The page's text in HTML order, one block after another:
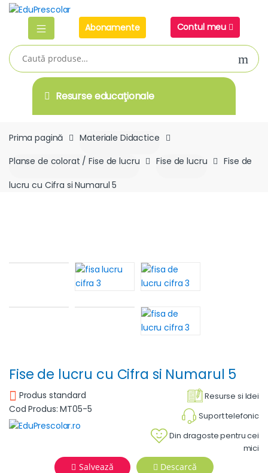
Skip
navigation
Skip
Abonamente
Contul meu
Caută
după:
Resurse educaţionale
Prima pagină
Materiale Didactice
Planse de colorat / Fise de lucru
Fise de lucru
Fise de
lucru cu Cifra si Numarul 5
Fise de lucru cu Cifra si Numarul 5
Resurse si Idei
Suport telefonic
Din dragoste pentru cei
mici
Produs standard
Cod Produs: MT05-5
Salvează Descarcă